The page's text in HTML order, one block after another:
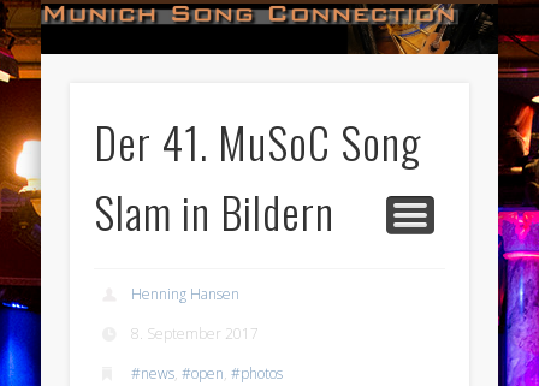
#NEWS
#OPEN
#DATES
#HALL_OF_FAME
#TEAM
#CONTACT
#LOGIN
#IMPRESSUM
Der 41. MuSoC Song
Slam in Bildern
Henning Hansen
8. September 2017
#news,#open,#photos